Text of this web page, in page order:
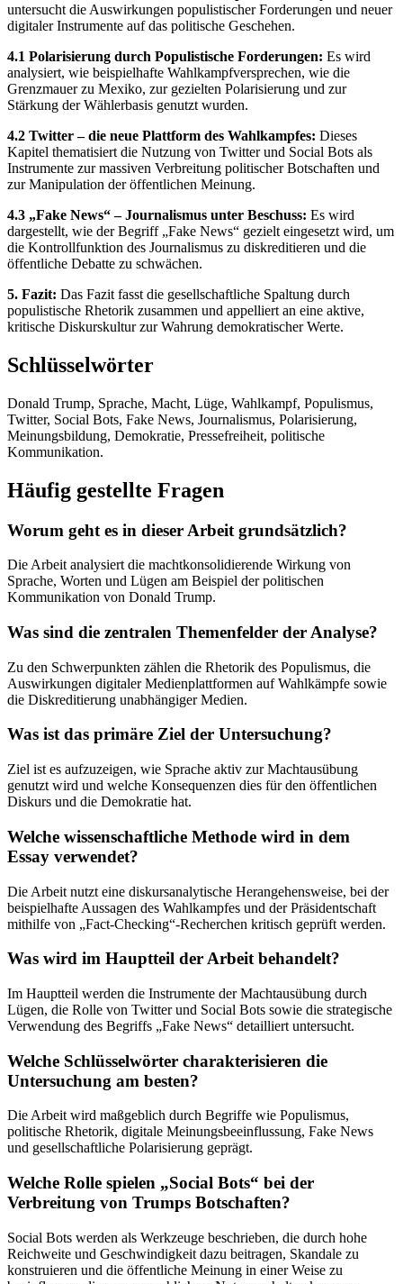
untersucht die Auswirkungen populistischer Forderungen und neuer
digitaler Instrumente auf das politische Geschehen.
4.1 Polarisierung durch Populistische Forderungen: Es wird
analysiert, wie beispielhafte Wahlkampfversprechen, wie die
Grenzmauer zu Mexiko, zur gezielten Polarisierung und zur
Stärkung der Wählerbasis genutzt wurden.
4.2 Twitter – die neue Plattform des Wahlkampfes: Dieses
Kapitel thematisiert die Nutzung von Twitter und Social Bots als
Instrumente zur massiven Verbreitung politischer Botschaften und
zur Manipulation der öffentlichen Meinung.
4.3 „Fake News“ – Journalismus unter Beschuss: Es wird
dargestellt, wie der Begriff „Fake News“ gezielt eingesetzt wird, um
die Kontrollfunktion des Journalismus zu diskreditieren und die
öffentliche Debatte zu schwächen.
5. Fazit: Das Fazit fasst die gesellschaftliche Spaltung durch
populistische Rhetorik zusammen und appelliert an eine aktive,
kritische Diskurskultur zur Wahrung demokratischer Werte.
Schlüsselwörter
Donald Trump, Sprache, Macht, Lüge, Wahlkampf, Populismus,
Twitter, Social Bots, Fake News, Journalismus, Polarisierung,
Meinungsbildung, Demokratie, Pressefreiheit, politische
Kommunikation.
Häufig gestellte Fragen
Worum geht es in dieser Arbeit grundsätzlich?
Die Arbeit analysiert die machtkonsolidierende Wirkung von
Sprache, Worten und Lügen am Beispiel der politischen
Kommunikation von Donald Trump.
Was sind die zentralen Themenfelder der Analyse?
Zu den Schwerpunkten zählen die Rhetorik des Populismus, die
Auswirkungen digitaler Medienplattformen auf Wahlkämpfe sowie
die Diskreditierung unabhängiger Medien.
Was ist das primäre Ziel der Untersuchung?
Ziel ist es aufzuzeigen, wie Sprache aktiv zur Machtausübung
genutzt wird und welche Konsequenzen dies für den öffentlichen
Diskurs und die Demokratie hat.
Welche wissenschaftliche Methode wird in dem
Essay verwendet?
Die Arbeit nutzt eine diskursanalytische Herangehensweise, bei der
beispielhafte Aussagen des Wahlkampfes und der Präsidentschaft
mithilfe von „Fact-Checking“-Recherchen kritisch geprüft werden.
Was wird im Hauptteil der Arbeit behandelt?
Im Hauptteil werden die Instrumente der Machtausübung durch
Lügen, die Rolle von Twitter und Social Bots sowie die strategische
Verwendung des Begriffs „Fake News“ detailliert untersucht.
Welche Schlüsselwörter charakterisieren die
Untersuchung am besten?
Die Arbeit wird maßgeblich durch Begriffe wie Populismus,
politische Rhetorik, digitale Meinungsbeeinflussung, Fake News
und gesellschaftliche Polarisierung geprägt.
Welche Rolle spielen „Social Bots“ bei der
Verbreitung von Trumps Botschaften?
Social Bots werden als Werkzeuge beschrieben, die durch hohe
Reichweite und Geschwindigkeit dazu beitragen, Skandale zu
konstruieren und die öffentliche Meinung in einer Weise zu